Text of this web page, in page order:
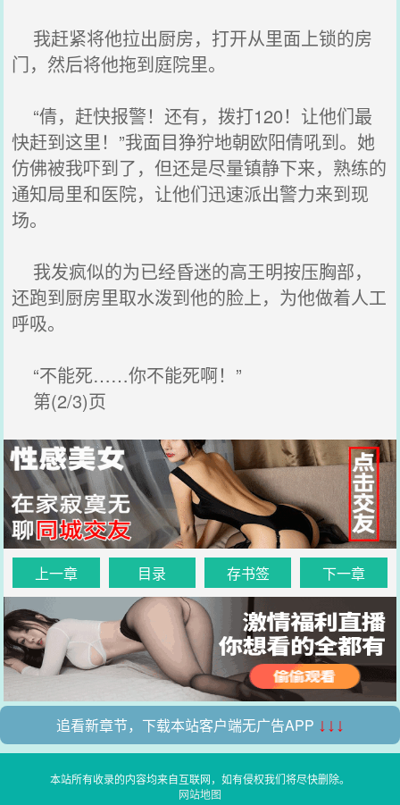
我赶紧将他拉出厨房，打开从里面上锁的房
门，然后将他拖到庭院里。
“倩，赶快报警！还有，拨打120！让他们最
快赶到这里！”我面目狰狞地朝欧阳倩吼到。她
仿佛被我吓到了，但还是尽量镇静下来，熟练的
通知局里和医院，让他们迅速派出警力来到现
场。
我发疯似的为已经昏迷的高王明按压胸部，
还跑到厨房里取水泼到他的脸上，为他做着人工
呼吸。
“不能死……你不能死啊！”
第(2/3)页
上一章 目录 存书签 下一章
追看新章节，下载本站客户端无广告APP ↓↓↓
本站所有收录的内容均来自互联网，如有侵权我们将尽快删除。
网站地图